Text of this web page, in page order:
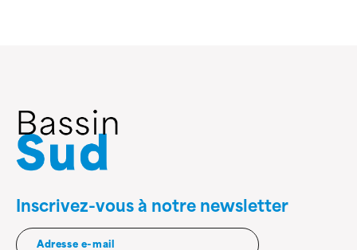
Inscrivez-vous à notre newsletter